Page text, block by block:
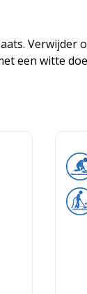
Verwijder
een witte